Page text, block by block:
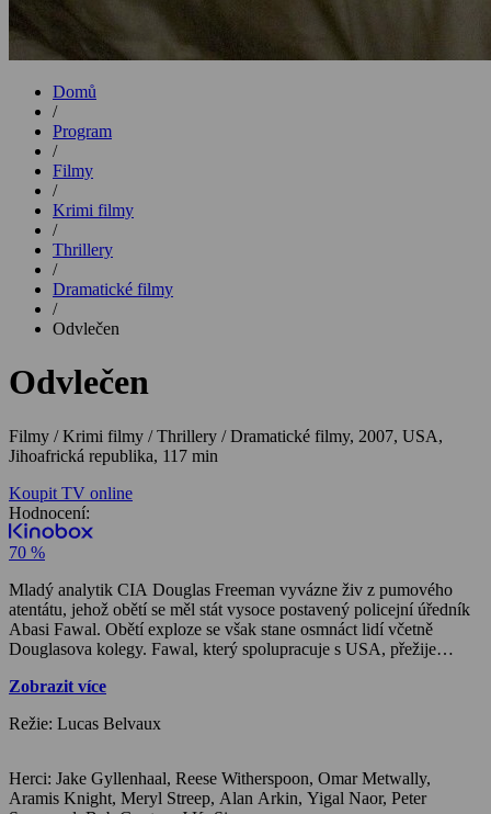
Domů
/
Program
/
Filmy
/
Krimi filmy
/
Thrillery
/
Dramatické filmy
/
Odvlečen
Odvlečen
Filmy / Krimi filmy / Thrillery / Dramatické filmy, 2007, USA,
Jihoafrická republika, 117 min
Koupit TV online
Hodnocení:
70 %
Mladý analytik CIA Douglas Freeman vyvázne živ z pumového
atentátu, jehož obětí se měl stát vysoce postavený policejní úředník
Abasi Fawal. Obětí exploze se však stane osmnáct lidí včetně
Douglasova kolegy. Fawal, který spolupracuje s USA, přežije
letišti chemik Anwar El-Ibrahimi, který žije v Chicagu s těhotnou
níž jako pětiletý přišel do Ameriky z Egypta. Podle CIA na jeho
možnosti spojit se s právníkem či rodinou, odvezen na neznámé
místo, kde je uvězněn, vyslýchán, a když stále trvá na své nevině,
Zobrazit více
Režie: Lucas Belvaux
Herci: Jake Gyllenhaal, Reese Witherspoon, Omar Metwally,
Aramis Knight, Meryl Streep, Alan Arkin, Yigal Naor, Peter